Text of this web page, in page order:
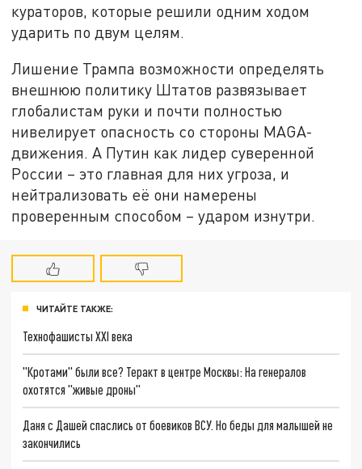
кураторов, которые решили одним ходом
ударить по двум целям.
Лишение Трампа возможности определять
внешнюю политику Штатов развязывает
глобалистам руки и почти полностью
нивелирует опасность со стороны MAGA-
движения. А Путин как лидер суверенной
России – это главная для них угроза, и
нейтрализовать её они намерены
проверенным способом – ударом изнутри.
ЧИТАЙТЕ ТАКЖЕ:
Технофашисты XXI века
"Кротами" были все? Теракт в центре Москвы: На генералов
охотятся "живые дроны"
Даня с Дашей спаслись от боевиков ВСУ. Но беды для малышей не
закончились